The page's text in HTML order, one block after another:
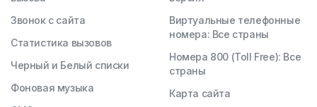
Звонок с сайта
Статистика вызовов
Черный и Белый списки
Фоновая музыка
Виртуальные телефонные
номера: Все страны
Номера 800 (Toll Free): Все
страны
Карта сайта